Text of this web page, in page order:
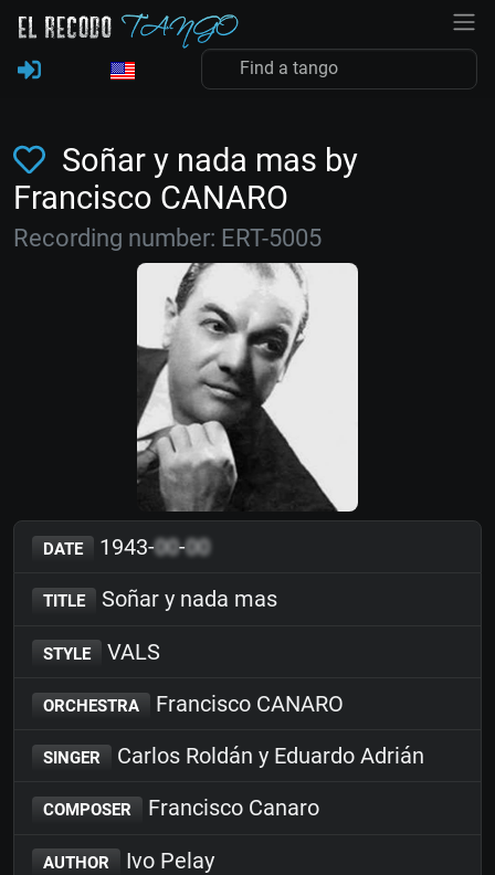
Soñar y nada mas by
Francisco CANARO
Recording number: ERT-5005
DATE 1943-00-00
TITLE Soñar y nada mas
STYLE VALS
ORCHESTRA Francisco CANARO
SINGER Carlos Roldán y Eduardo Adrián
COMPOSER Francisco Canaro
AUTHOR Ivo Pelay